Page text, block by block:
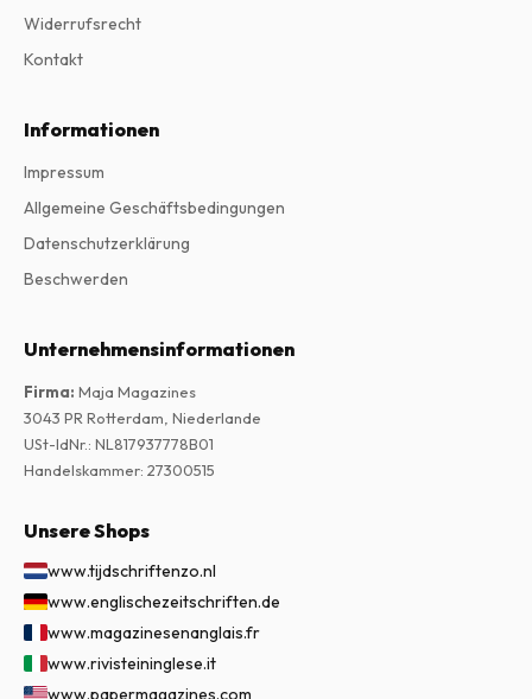
Widerrufsrecht
Kontakt
Informationen
Impressum
Allgemeine Geschäftsbedingungen
Datenschutzerklärung
Beschwerden
Unternehmensinformationen
Firma: Maja Magazines
3043 PR Rotterdam, Niederlande
USt-IdNr.: NL817937778B01
Handelskammer: 27300515
Unsere Shops
www.tijdschriftenzo.nl
www.englischezeitschriften.de
www.magazinesenanglais.fr
www.rivisteininglese.it
www.papermagazines.com